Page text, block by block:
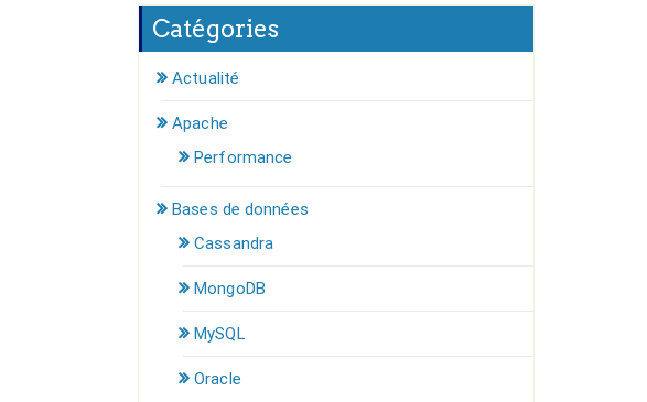
Catégories
Actualité
Apache
Performance
Bases de données
Cassandra
MongoDB
MySQL
Oracle